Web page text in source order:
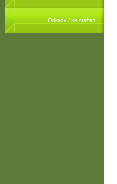
Odkazy / ke stažení